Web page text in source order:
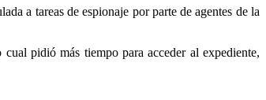
a tareas de espionaje por parte de agentes de la
pidió más tiempo para acceder al expediente,